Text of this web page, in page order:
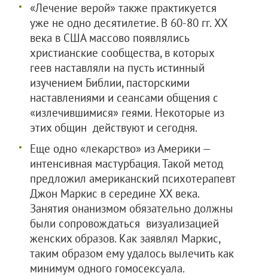
«Лечение верой» также практикуется
уже не одно десятилетие. В 60-80 гг. XX
века в США массово появлялись
христианские сообщества, в которых
геев наставляли на пусть истинный
изучением Библии, пасторскими
наставлениями и сеансами общения с
«излечившимися» геями. Некоторые из
этих общин действуют и сегодня.
Еще одно «лекарство» из Америки —
интенсивная мастурбация. Такой метод
предложил американский психотерапевт
Джон Маркис в середине XX века.
Занятия онанизмом обязательно должны
были сопровождаться визуализацией
женских образов. Как заявлял Маркис,
таким образом ему удалось вылечить как
минимум одного гомосексуала.